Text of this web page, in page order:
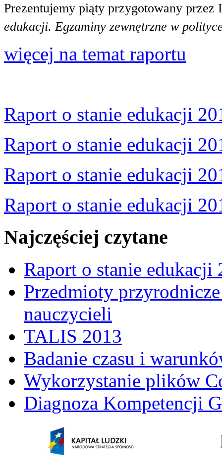
Prezentujemy piąty przygotowany
edukacji. Egzaminy zewnętrzne w
więcej na temat raportu
Raport o stanie edukacji
Raport o stanie edukacji
Raport o stanie edukacji
Raport o stanie edukacji
Najczęściej czytane
Raport o stanie edukacji
Przedmioty
nauczycieli
TALIS 2013
Badanie czasu i
Wykorzystanie plików
Diagnoza Kompetencji